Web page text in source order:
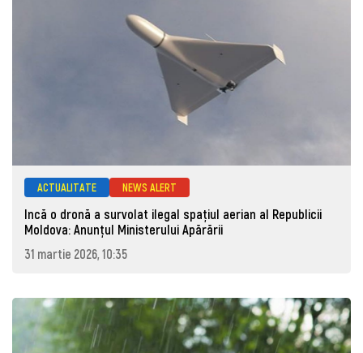
ACTUALITATE NEWS ALERT
Incă o dronă a survolat ilegal spațiul aerian al Republicii
Moldova: Anunţul Ministerului Apărării
31 martie 2026, 10:35